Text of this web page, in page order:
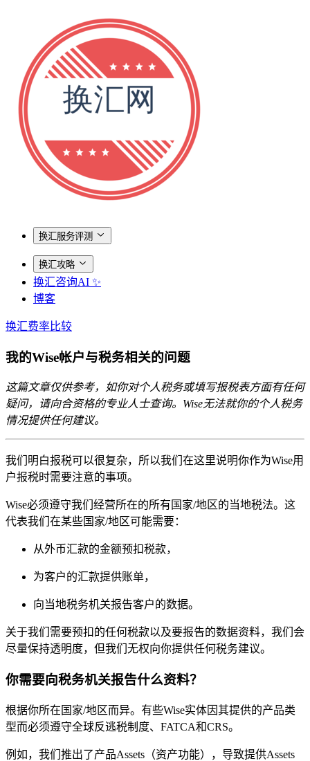
换汇服务评测
换汇攻略
换汇咨询AI ✨
博客
换汇费率比较
我的Wise帐户与税务相关的问题
这篇文章仅供参考，如你对个人税务或填写报税表方面有任何
疑问，请向合资格的专业人士查询。Wise无法就你的个人税务
情况提供任何建议。
我们明白报税可以很复杂，所以我们在这里说明你作为Wise用
户报税时需要注意的事项。
Wise必须遵守我们经营所在的所有国家/地区的当地税法。这
代表我们在某些国家/地区可能需要：
从外币汇款的金额预扣税款，
为客户的汇款提供账单，
向当地税务机关报告客户的数据。
关于我们需要预扣的任何税款以及要报告的数据资料，我们会
尽量保持透明度，但我们无权向你提供任何税务建议。
你需要向税务机关报告什么资料？
根据你所在国家/地区而异。有些Wise实体因其提供的产品类
型而必须遵守全球反逃税制度、FATCA和CRS。
例如，我们推出了产品Assets（资产功能），导致提供Assets